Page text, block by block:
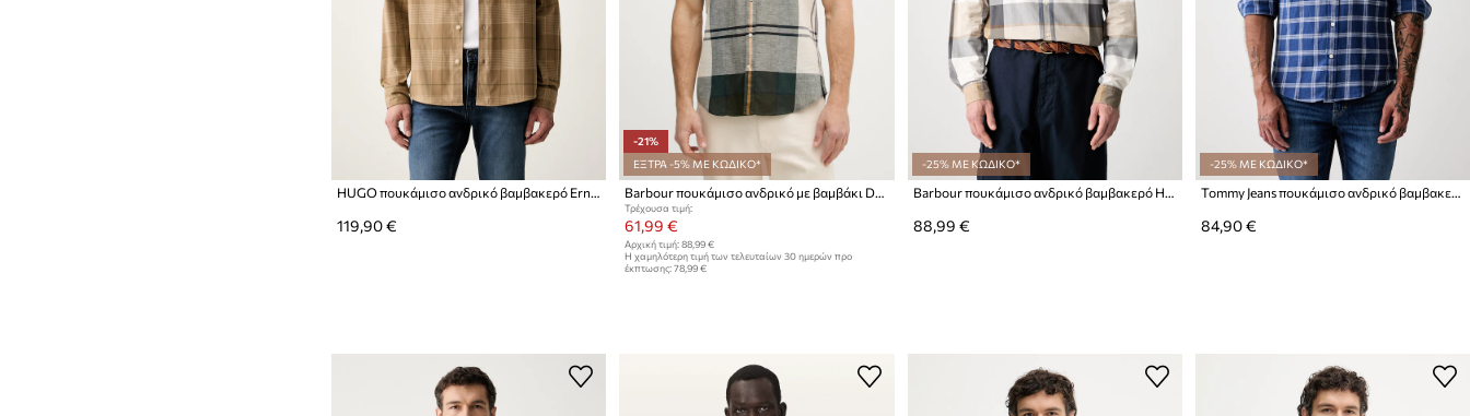
119,90 €
-21%
ΕΞΤΡΑ -5% ΜΕ ΚΩΔΙΚΟ*
Τρέχουσα τιμή:
61,99 €
Αρχική τιμή: 88,99 €
Η χαμηλότερη τιμή των τελευταίων 30 ημερών προ
έκπτωσης: 78,99 €
-25% ΜΕ ΚΩΔΙΚΟ*
88,99 €
-25% ΜΕ ΚΩΔΙΚΟ*
Tommy Jeans πουκάμισο ανδρικό βαμβακερό
84,90 €